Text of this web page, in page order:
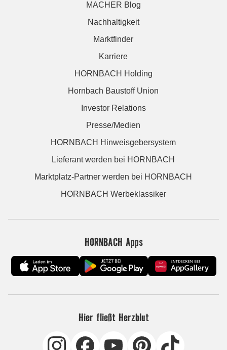
MACHER Blog
Nachhaltigkeit
Marktfinder
Karriere
HORNBACH Holding
Hornbach Baustoff Union
Investor Relations
Presse/Medien
HORNBACH Hinweisgebersystem
Lieferant werden bei HORNBACH
Marktplatz-Partner werden bei HORNBACH
HORNBACH Werbeklassiker
HORNBACH Apps
Hier fließt Herzblut